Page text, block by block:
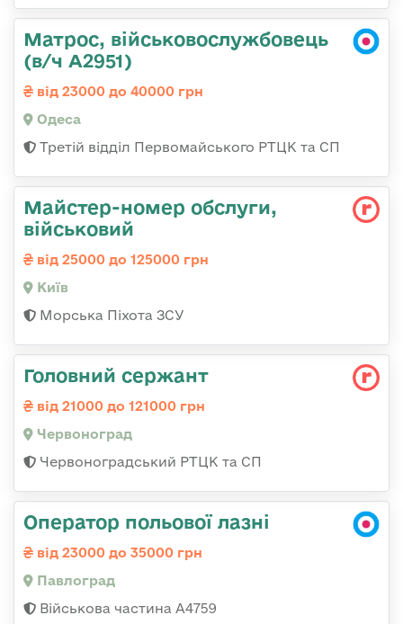
Матрос, військовослужбовець
(в/ч А2951)
від 23000 до 40000 грн
Одеса
Третій відділ Первомайського РТЦК та СП
Майстеp-номеp обслуги,
військовий
від 25000 до 125000 грн
Київ
Морська Піхота ЗСУ
Головний сержант
від 21000 до 121000 грн
Червоноград
Червоноградський РТЦК та СП
Оператор польової лазні
від 23000 до 35000 грн
Павлоград
Військова частина А4759